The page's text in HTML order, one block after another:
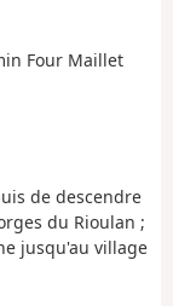
Four Maillet
de descendre
du Rioulan ;
jusqu'au village